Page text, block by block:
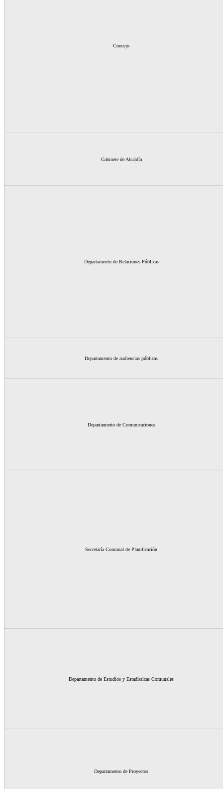
Concejo
Gabinete de Alcaldía
Departamento de Relaciones Públicas
Departamento de audiencias públicas
Departamento de Comunicaciones
Secretaría Comunal de Planificación
Departamento de Estudios y Estadísticas Comunales
Departamento de Proyectos